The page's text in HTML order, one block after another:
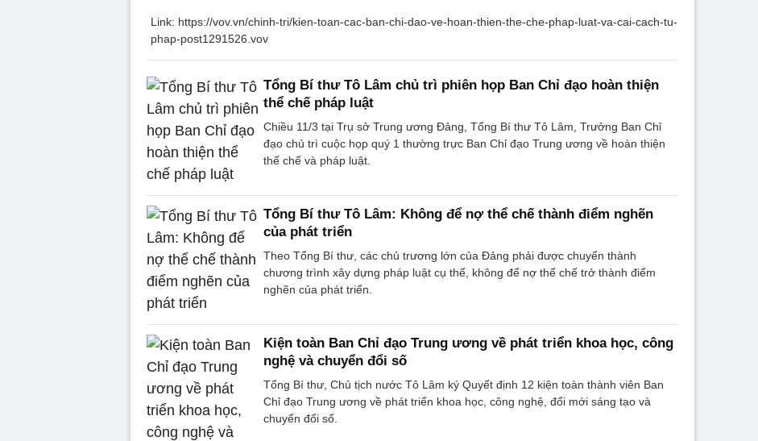
Link: https://vov.vn/chinh-tri/kien-toan-cac-ban-chi-dao-ve-hoan-thien-the-che-phap-luat-va-cai-cach-tu-
phap-post1291526.vov
Tổng Bí thư Tô Lâm chủ trì phiên họp Ban Chỉ đạo hoàn thiện
thể chế pháp luật
Chiều 11/3 tại Trụ sở Trung ương Đảng, Tổng Bí thư Tô Lâm, Trưởng Ban Chỉ
đạo chủ trì cuộc họp quý 1 thường trực Ban Chỉ đạo Trung ương về hoàn thiện
thế chế và pháp luật.
Tổng Bí thư Tô Lâm: Không để nợ thể chế thành điểm nghẽn
của phát triển
Theo Tổng Bí thư, các chủ trương lớn của Đảng phải được chuyển thành
chương trình xây dựng pháp luật cụ thể, không để nợ thể chế trở thành điểm
nghẽn của phát triển.
Kiện toàn Ban Chỉ đạo Trung ương về phát triển khoa học, công
nghệ và chuyển đổi số
Tổng Bí thư, Chủ tịch nước Tô Lâm ký Quyết định 12 kiện toàn thành viên Ban
Chỉ đạo Trung ương về phát triển khoa học, công nghệ, đổi mới sáng tạo và
chuyển đổi số.